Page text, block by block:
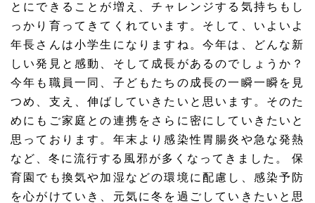
とにできることが増え、チャレンジする気持ちもし
っかり育ってきてくれています。そして、いよいよ
年長さんは小学生になりますね。今年は、どんな新
しい発見と感動、そして成長があるのでしょうか？
今年も職員一同、子どもたちの成長の一瞬一瞬を見
つめ、支え、伸ばしていきたいと思います。そのた
めにもご家庭との連携をさらに密にしていきたいと
思っております。年末より感染性胃腸炎や急な発熱
など、冬に流行する風邪が多くなってきました。 保
育園でも換気や加湿などの環境に配慮し、感染予防
を心がけていき、元気に冬を過ごしていきたいと思